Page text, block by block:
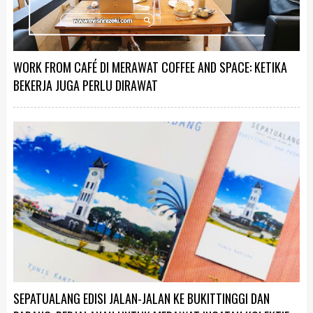
WORK FROM CAFÉ DI MERAWAT COFFEE AND SPACE: KETIKA
BEKERJA JUGA PERLU DIRAWAT
SEPATUALANG EDISI JALAN-JALAN KE BUKITTINGGI DAN